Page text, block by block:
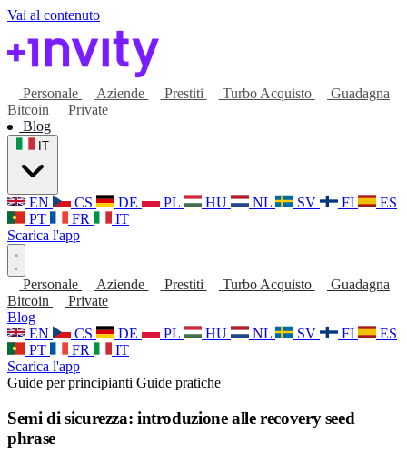
Vai al contenuto
Personale Aziende Prestiti Turbo Acquisto
Guadagna
Bitcoin
Private
Blog
EN CS DE PL HU NL SV FI
ES
PT
FR
IT
Scarica l'app
Personale Aziende Prestiti Turbo Acquisto
Guadagna
Bitcoin
Private
Blog
EN
CS DE PL HU NL SV FI
ES
PT
FR
IT
Scarica l'app
Guide per principianti Guide pratiche
Semi di sicurezza: introduzione alle recovery seed
phrase